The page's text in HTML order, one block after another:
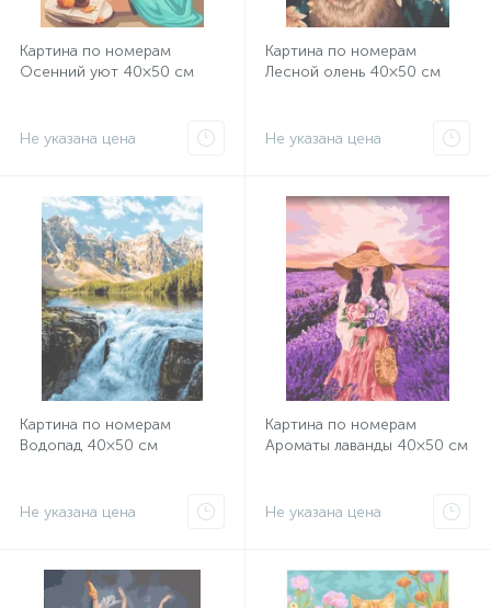
Картина по номерам
Осенний уют 40×50 см
Не указана цена
Картина по номерам
Лесной олень 40×50 см
Не указана цена
Картина по номерам
Водопад 40×50 см
Не указана цена
Картина по номерам
Ароматы лаванды 40×50 см
Не указана цена